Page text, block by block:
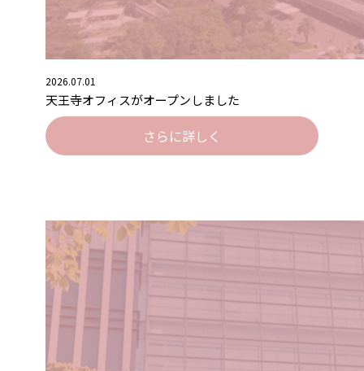
2026.07.01
天王寺オフィスがオープンしました
さらに詳しく